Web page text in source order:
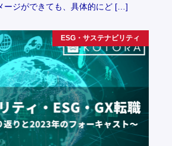
ージができても、具体的にど […]
ESG・サステナビリティ